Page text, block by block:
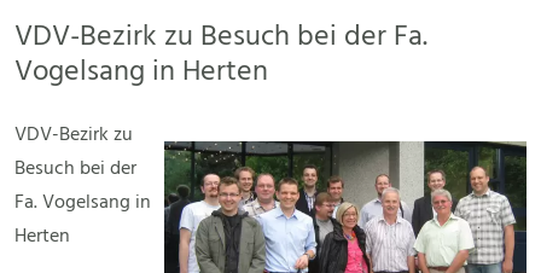
VDV-Bezirk zu Besuch bei der Fa.
Vogelsang in Herten
VDV-Bezirk zu
Besuch bei der
Fa. Vogelsang in
Herten